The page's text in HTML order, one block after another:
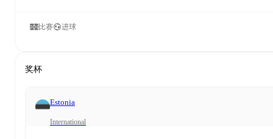
比赛 进球
奖杯
Estonia
International